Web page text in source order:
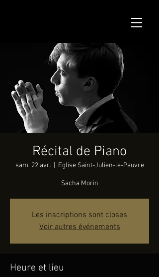
Récital de Piano
sam. 22 avr.
  |
Eglise Saint-Julien-le-Pauvre
Sacha Morin
Les inscriptions sont closes
Voir autres événements
Heure et lieu